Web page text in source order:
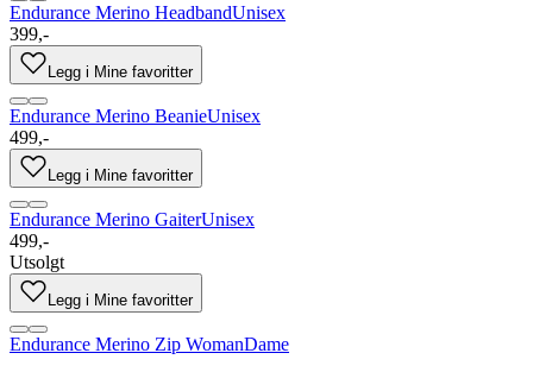
Endurance Merino HeadbandUnisex
399,-
Legg i Mine favoritter
Endurance Merino BeanieUnisex
499,-
Legg i Mine favoritter
Endurance Merino GaiterUnisex
499,-
Utsolgt
Legg i Mine favoritter
Endurance Merino Zip WomanDame